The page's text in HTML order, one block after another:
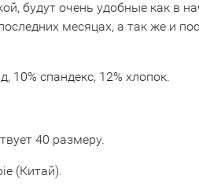
будут очень удобные как в
месяцах, а так же и
10% спандекс, 12% хлопок.
40 размеру.
(Китай).